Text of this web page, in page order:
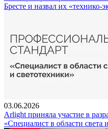
Бресте и назвал их «технико-
03.06.2026
Arlight приняла участие в
«Специалист в области света